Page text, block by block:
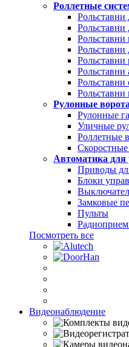
Роллетные
Рольставни
Рольставни
Рольставни
Рольставни
Рольставни
Рольставни
Рольставни
Рольставни
Рулонные ворота
Рулонные
Уличные
Роллетные
Автоматика для
Приводы
Блоки
Замковые
Пульты
Посмотреть все
Видеонаблюдение